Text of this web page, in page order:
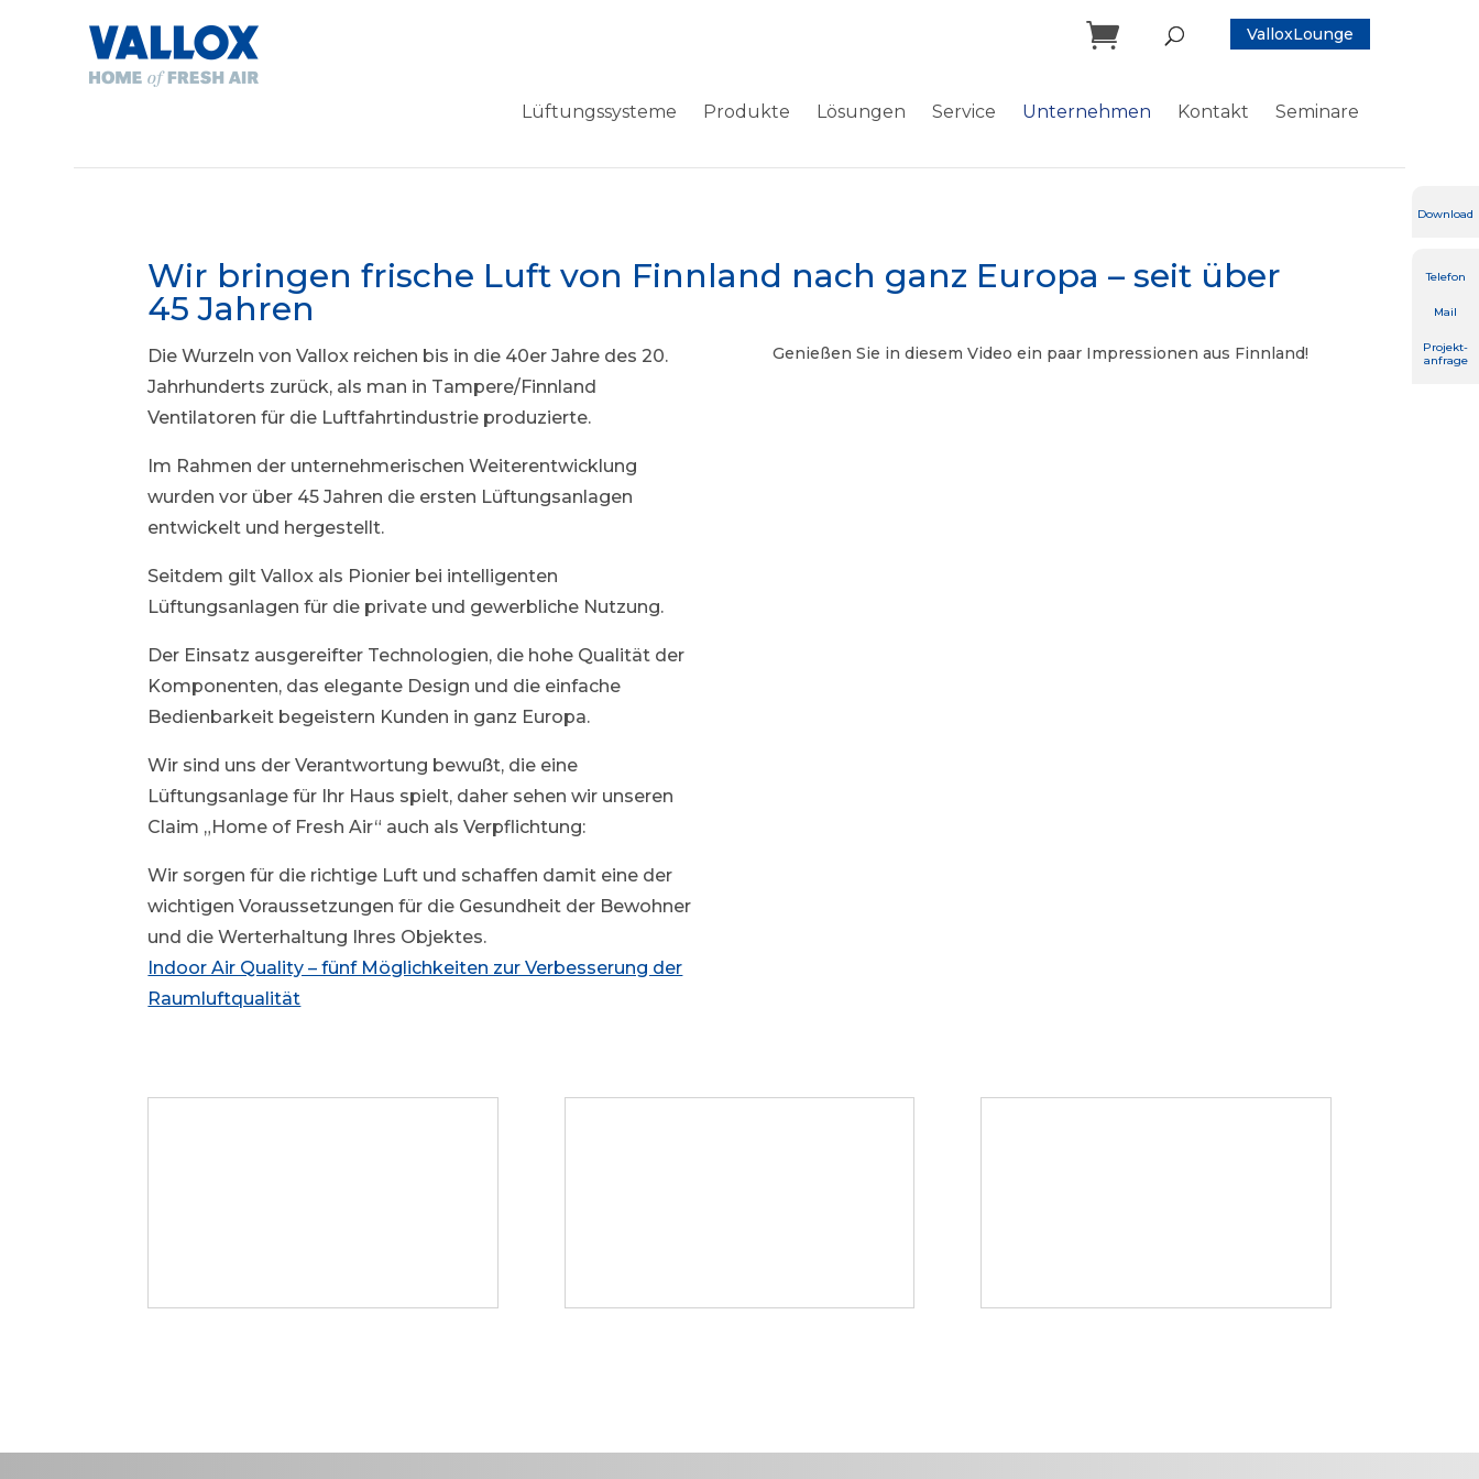
Lüftungssysteme Produkte Lösungen Service Unternehmen Kontakt Seminare
Wir bringen frische Luft von Finnland nach ganz Europa – seit über
45 Jahren
Die Wurzeln von Vallox reichen bis in die 40er Jahre des 20.
Jahrhunderts zurück, als man in Tampere/Finnland
Ventilatoren für die Luftfahrtindustrie produzierte.
Im Rahmen der unternehmerischen Weiterentwicklung
wurden vor über 45 Jahren die ersten Lüftungsanlagen
entwickelt und hergestellt.
Seitdem gilt Vallox als Pionier bei intelligenten
Lüftungsanlagen für die private und gewerbliche Nutzung.
Der Einsatz ausgereifter Technologien, die hohe Qualität der
Komponenten, das elegante Design und die einfache
Bedienbarkeit begeistern Kunden in ganz Europa.
Wir sind uns der Verantwortung bewußt, die eine
Lüftungsanlage für Ihr Haus spielt, daher sehen wir unseren
Claim „Home of Fresh Air“ auch als Verpflichtung:
Wir sorgen für die richtige Luft und schaffen damit eine der
wichtigen Voraussetzungen für die Gesundheit der Bewohner
und die Werterhaltung Ihres Objektes.
Indoor Air Quality – fünf Möglichkeiten zur Verbesserung der
Raumluftqualität
Genießen Sie in diesem Video ein paar Impressionen aus Finnland!
ValloxLounge

Download
Telefon
Mail
Projekt-
anfrage